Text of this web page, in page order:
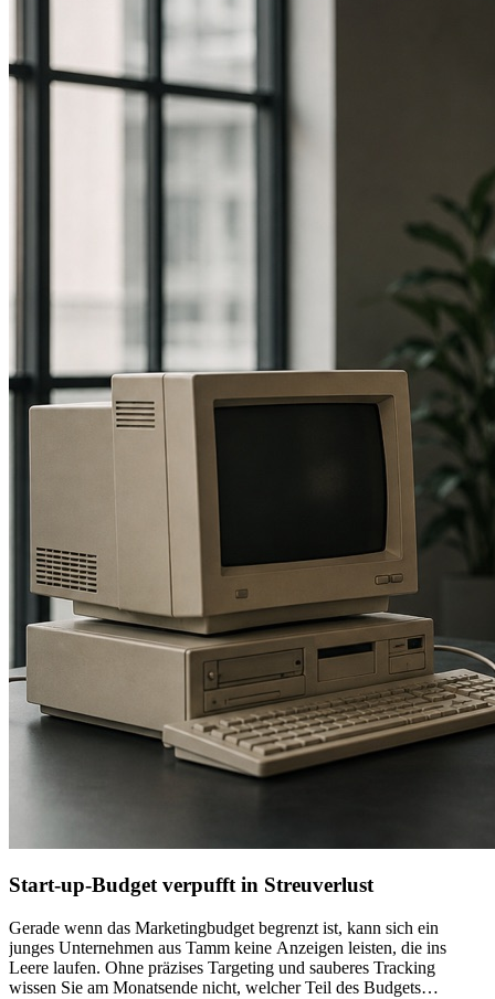
Start-up-Budget verpufft in Streuverlust
Gerade wenn das Marketingbudget begrenzt ist, kann sich ein
junges Unternehmen aus Tamm keine Anzeigen leisten, die ins
Leere laufen. Ohne präzises Targeting und sauberes Tracking
wissen Sie am Monatsende nicht, welcher Teil des Budgets